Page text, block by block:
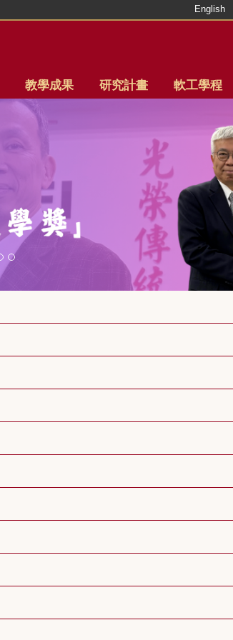
教學成果 研究計畫 軟工學程
English